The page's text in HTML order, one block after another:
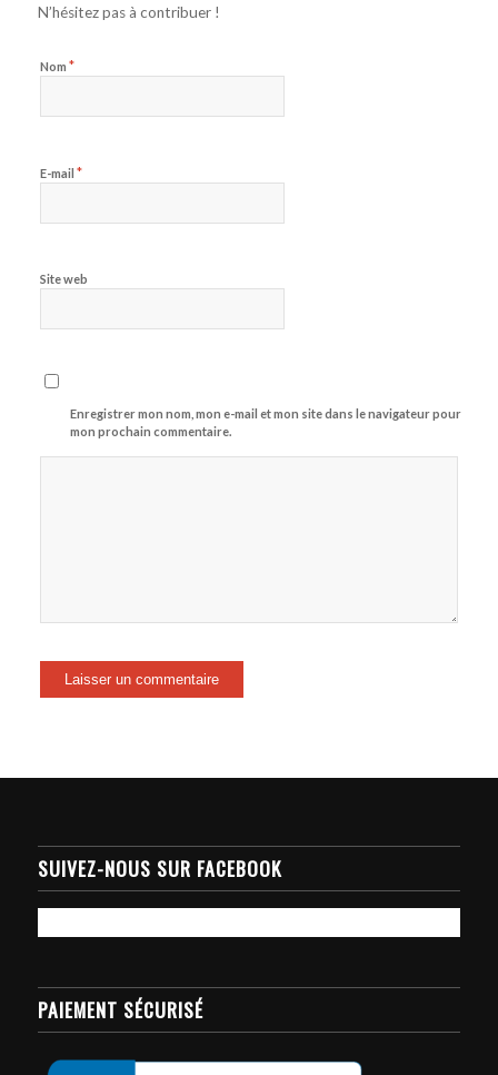
N’hésitez pas à contribuer !
Nom *
E-mail *
Site web
Enregistrer mon nom, mon e-mail et mon site dans le navigateur pour
mon prochain commentaire.
SUIVEZ-NOUS SUR FACEBOOK
PAIEMENT SÉCURISÉ